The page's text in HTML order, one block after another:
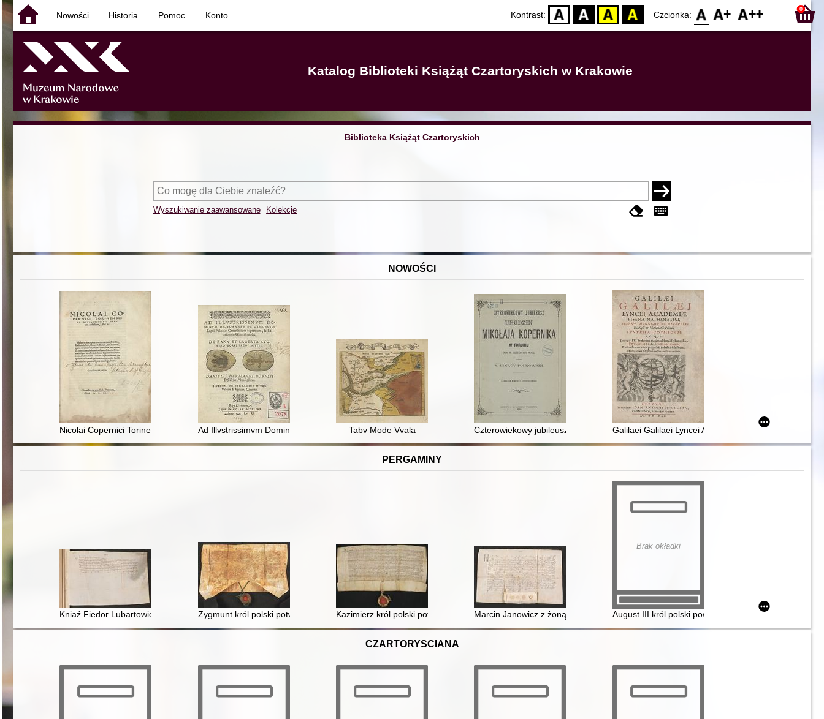
Nowości Historia Pomoc Konto Kontrast: D BW YB BY Czcionka: F0 F1 F2 0
Katalog Biblioteki Książąt Czartoryskich w Krakowie
Biblioteka Książąt Czartoryskich
Wyszukiwanie zaawansowane Kolekcje
NOWOŚCI
Nicolai Copernici Torinensis De Revolvtionibvs Orbium coelestium Libri VI Habes in hoc opere iam recens nato & aedito studiose lector Motus stellarum tam fixarum quam erraticarum cum ex
Ad Illvstrissimvm Dominvm Dn Joannem de Zamoscio
Tabv Mode Vvala Czterowiekowy jubileusz urodzin Mikołaja Kopernika w Toruniu dnia 19 lutego 1873 roku
Galilaei Galilaei Lyncei Academiae Pisanae
PERGAMINY
Kniaź Fiedor Lubartowicz otrzymawszy od króla Władysława ziemię siewierską przyrzeka wierność i posłuszeństwo temuż królowi królowej Jadwidze i ich potomkom
Zygmunt król polski potwierdza że Iwan Kuncewicz namiestnik jurborski kupił od Jana Grabińskiego dwór o milę od Kowna ze wszystkimi przynależnościami
Kazimierz król polski potwierdza ugodę zawartą między Piotrem podskarbim wielkim koronnym a Mikołajem kasztelanem
Marcin Janowicz z żoną Agnieszką sprzedaje dobra posagowe Agnieszki zwane
Brak okładki
August III król polski powtarza i zatwierdza dokument
CZARTORYSCIANA